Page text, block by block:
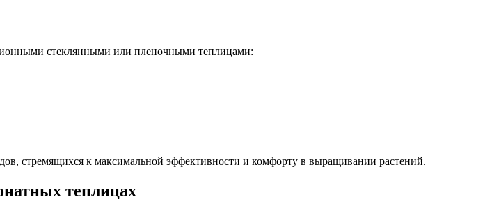
стеклянными или пленочными теплицами:
стремящихся к максимальной эффективности и комфорту в выращивании растений.
теплицах